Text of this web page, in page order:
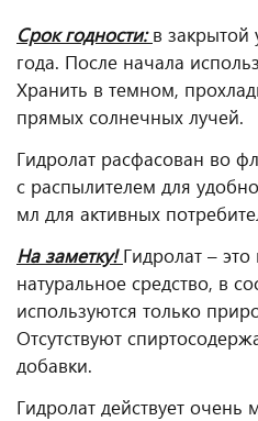
Срок годности:в закрытой
года. После начала
Хранить в темном,
прямых солнечных лучей.
Гидролат расфасован во
с распылителем для
мл для активных
На заметку!Гидролат –
натуральное средство, в
используются только
Отсутствуют
добавки.
Гидролат действует очень